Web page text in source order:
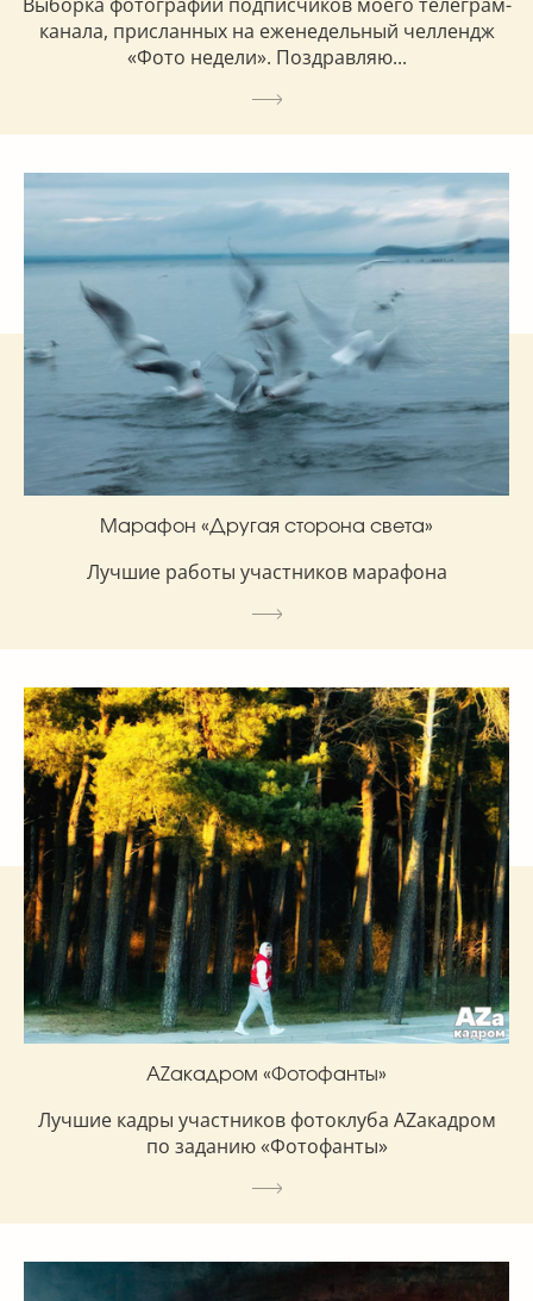
канала, присланных на еженедельный челлендж
«Фото недели». Поздравляю...
Марафон «Другая сторона света»
Лучшие работы участников марафона
AZакадром «Фотофанты»
Лучшие кадры участников фотоклуба AZакадром
по заданию «Фотофанты»